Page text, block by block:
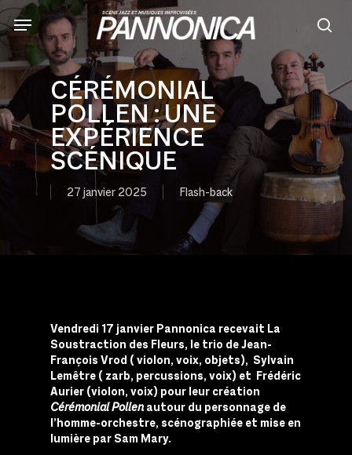
Skip
to
main
content
CÉRÉMONIAL
POLLEN : UNE
EXPÉRIENCE
SCÉNIQUE
27 janvier 2025 Flash-back
Vendredi 17 janvier Pannonica recevait La
Soustraction des Fleurs, le trio de Jean-
François Vrod ( violon, voix, objets), Sylvain
Lemêtre ( zarb, percussions, voix) et Frédéric
Aurier (violon, voix) pour leur création
Cérémonial Pollenautour du personnage de
l’homme-orchestre, scénographiée et mise en
lumière par Sam Mary.